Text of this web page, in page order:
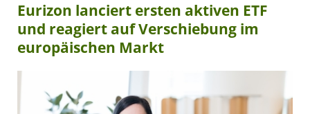
Eurizon lanciert ersten aktiven ETF
und reagiert auf Verschiebung im
europäischen Markt